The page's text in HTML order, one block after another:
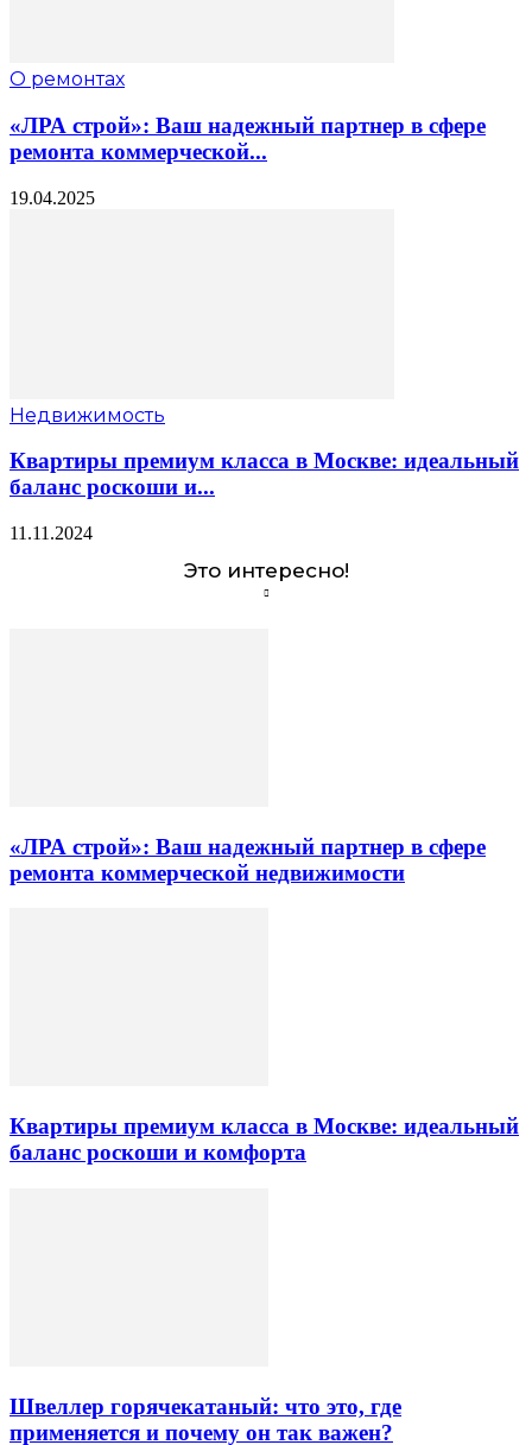
О ремонтах
«ЛРА строй»: Ваш надежный партнер в сфере
ремонта коммерческой...
19.04.2025
Недвижимость
Квартиры премиум класса в Москве: идеальный
баланс роскоши и...
11.11.2024
Это интересно!
«ЛРА строй»: Ваш надежный партнер в сфере
ремонта коммерческой недвижимости
Квартиры премиум класса в Москве: идеальный
баланс роскоши и комфорта
Швеллер горячекатаный: что это, где
применяется и почему он так важен?